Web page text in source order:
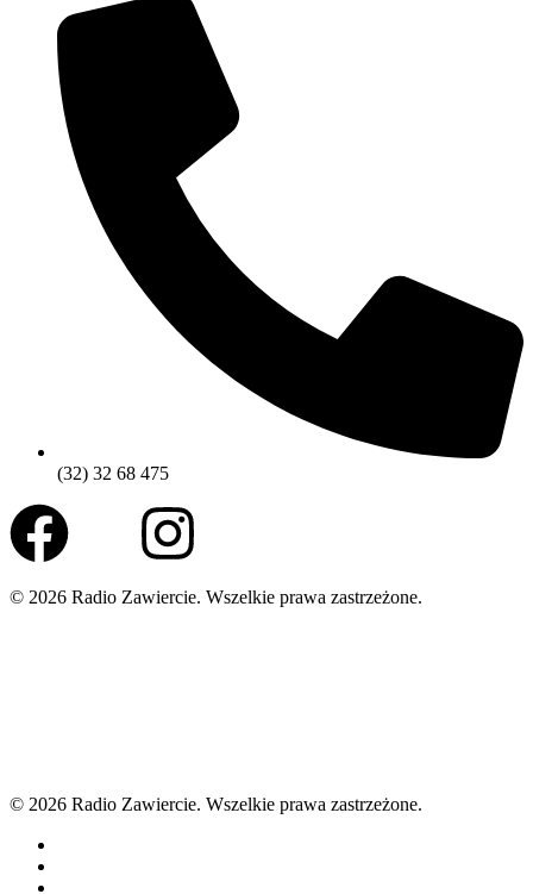
(32) 32 68 475
© 2026 Radio Zawiercie. Wszelkie prawa zastrzeżone.
© 2026 Radio Zawiercie. Wszelkie prawa zastrzeżone.